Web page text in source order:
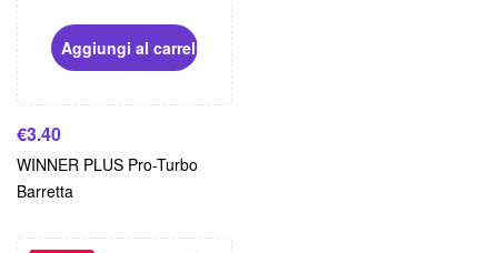
Aggiungi al carrello
€3.40
WINNER PLUS Pro-Turbo
Barretta